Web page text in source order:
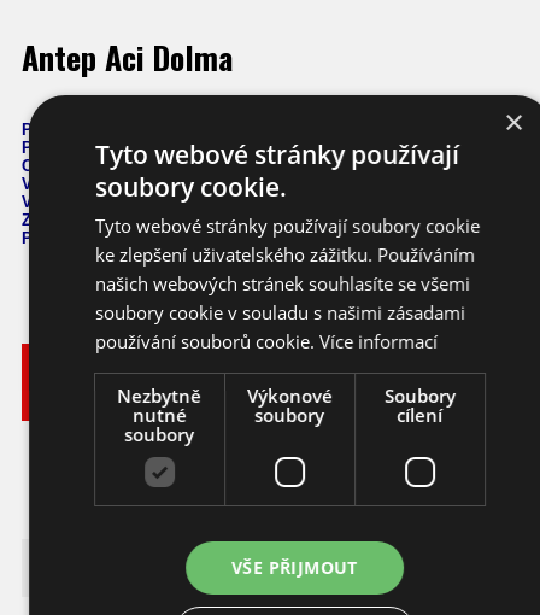
Antep Aci Dolma
Počet semen: 10 ks
Pálivost: 0-5000 SHU
Capsicum Annuum
Výška: 60 cm
Velikost plodů: 12 cm v průměru!
Zrání: 70 dnů
Původ: Turecko - Californie
balení
Katalogové
číslo
chilli
odeslání
(3,38 EUR)
Antep Aci Dolma
×
Tyto webové stránky používají
soubory cookie.
Tyto webové stránky používají soubory cookie
ke zlepšení uživatelského zážitku. Používáním
našich webových stránek souhlasíte se všemi
soubory cookie v souladu s našimi zásadami
používání souborů cookie.Více informací
Nezbytně
nutné
soubory
Výkonové
soubory
Soubory
cílení
VŠE PŘIJMOUT